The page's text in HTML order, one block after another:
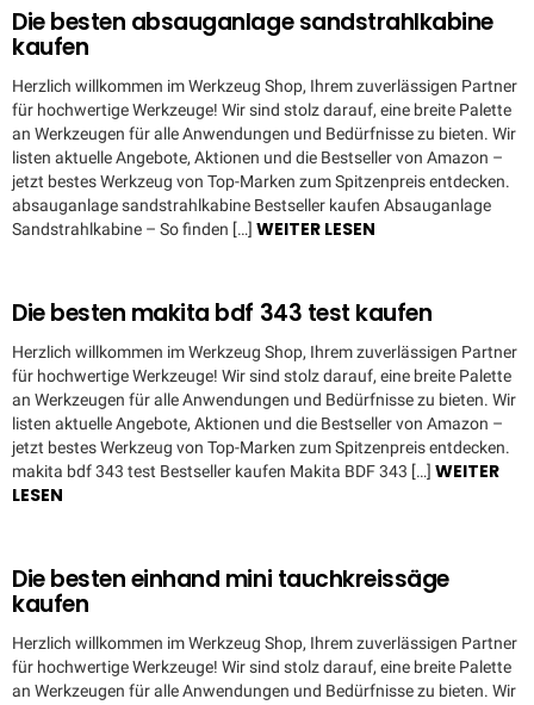
Die besten absauganlage sandstrahlkabine
kaufen
Herzlich willkommen im Werkzeug Shop, Ihrem zuverlässigen Partner
für hochwertige Werkzeuge! Wir sind stolz darauf, eine breite Palette
an Werkzeugen für alle Anwendungen und Bedürfnisse zu bieten. Wir
listen aktuelle Angebote, Aktionen und die Bestseller von Amazon –
jetzt bestes Werkzeug von Top-Marken zum Spitzenpreis entdecken.
absauganlage sandstrahlkabine Bestseller kaufen Absauganlage
Sandstrahlkabine – So finden […] WEITER LESEN
Die besten makita bdf 343 test kaufen
Herzlich willkommen im Werkzeug Shop, Ihrem zuverlässigen Partner
für hochwertige Werkzeuge! Wir sind stolz darauf, eine breite Palette
an Werkzeugen für alle Anwendungen und Bedürfnisse zu bieten. Wir
listen aktuelle Angebote, Aktionen und die Bestseller von Amazon –
jetzt bestes Werkzeug von Top-Marken zum Spitzenpreis entdecken.
makita bdf 343 test Bestseller kaufen Makita BDF 343 […] WEITER
LESEN
Die besten einhand mini tauchkreissäge
kaufen
Herzlich willkommen im Werkzeug Shop, Ihrem zuverlässigen Partner
für hochwertige Werkzeuge! Wir sind stolz darauf, eine breite Palette
an Werkzeugen für alle Anwendungen und Bedürfnisse zu bieten. Wir